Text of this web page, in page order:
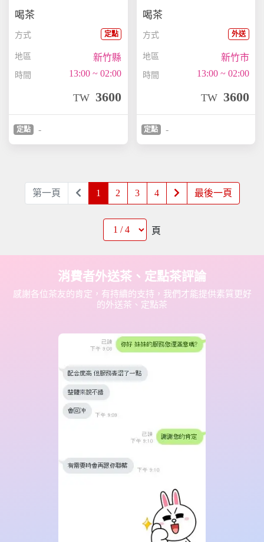
喝茶
方式 定點
地區 新竹縣
時間 13:00 ~ 02:00
TW 3600
定點 -
喝茶
方式 外送
地區 新竹市
時間 13:00 ~ 02:00
TW 3600
定點 -
第一頁 1 2 3 4 最後一頁
頁
消費者外送茶、定點茶評論
感謝各位茶友的肯定，有持續的支持，我們才能提供素質更好
的外送茶、定點茶